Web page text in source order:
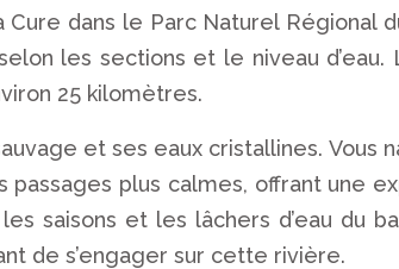
dans le Parc Naturel
les sections et le niveau
25 kilomètres.
et ses eaux cristallines.
plus calmes, offrant une
saisons et les lâchers d’eau du
de s’engager sur cette rivière.